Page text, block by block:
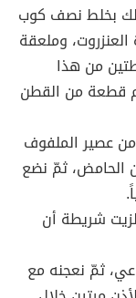
بخلط نصف كوب
وملعقة
من هذا
قطعة من القطن
عصير الملفوف
الحامض، ثمّ نضع
شريطة أن
ثمّ نعجنه مع